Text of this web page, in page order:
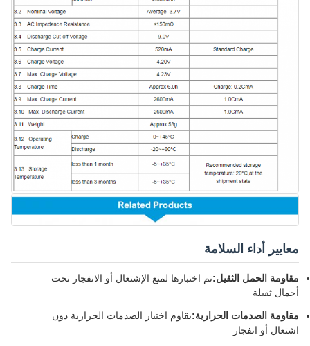
معايير أداء السلامة
مقاومة الحمل الثقيل:تم اختبارها لمنع الإشتعال أو الانفجار تحت
أحمال ثقيلة
مقاومة الصدمات الحرارية:يقاوم اختبار الصدمات الحرارية دون
اشتعال أو انفجار